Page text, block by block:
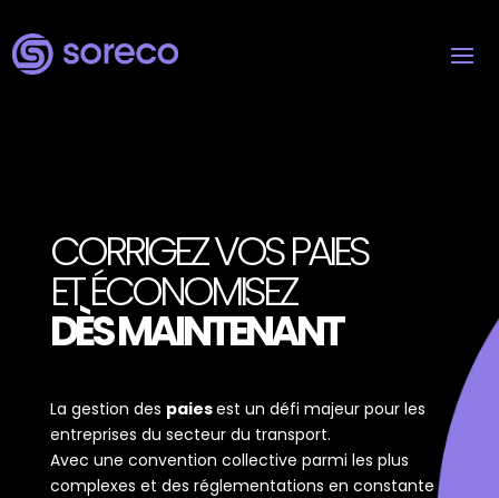
CORRIGEZ VOS PAIES
ET ÉCONOMISEZ
DÈS MAINTENANT
La gestion des paiesest un défi majeur pour les
entreprises du secteur du transport.
Avec une convention collective parmi les plus
complexes et des réglementations en constante